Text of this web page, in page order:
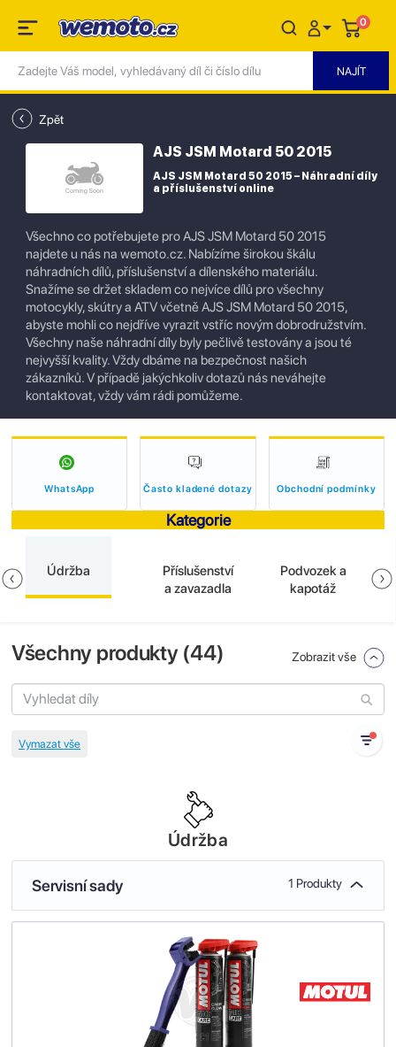
0
Zpět
AJS JSM Motard 50 2015
AJS JSM Motard 50 2015 – Náhradní díly
a příslušenství online
Všechno co potřebujete pro AJS JSM Motard 50 2015
najdete u nás na wemoto.cz. Nabízíme širokou škálu
náhradních dílů, příslušenství a dílenského materiálu.
Snažíme se držet skladem co nejvíce dílů pro všechny
motocykly, skútry a ATV včetně AJS JSM Motard 50 2015,
abyste mohli co nejdříve vyrazit vstříc novým dobrodružstvím.
Všechny naše náhradní díly byly pečlivě testovány a jsou té
nejvyšší kvality. Vždy dbáme na bezpečnost našich
zákazníků. V případě jakýchkoliv dotazů nás neváhejte
kontaktovat, vždy vám rádi pomůžeme.
WhatsApp Často kladené dotazy Obchodní podmínky
Kategorie
Údržba
Příslušenství
a zavazadla
Podvozek a
kapotáž
Všechny produkty (44) Zobrazit vše
Údržba
Servisní sady 1 Produkty